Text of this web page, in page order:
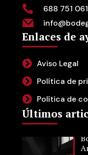
688 751
Enlaces de
Aviso Legal
Política de
Política de
Últimos